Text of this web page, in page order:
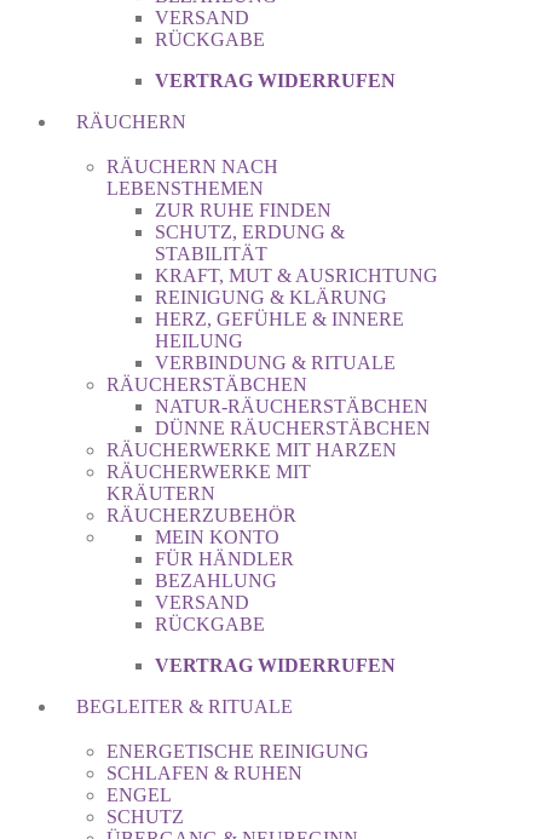
VERSAND
RÜCKGABE
VERTRAG WIDERRUFEN
RÄUCHERN
RÄUCHERN NACH
LEBENSTHEMEN
ZUR RUHE FINDEN
SCHUTZ, ERDUNG &
STABILITÄT
KRAFT, MUT & AUSRICHTUNG
REINIGUNG & KLÄRUNG
HERZ, GEFÜHLE & INNERE
HEILUNG
VERBINDUNG & RITUALE
RÄUCHERSTÄBCHEN
NATUR-RÄUCHERSTÄBCHEN
DÜNNE RÄUCHERSTÄBCHEN
RÄUCHERWERKE MIT HARZEN
RÄUCHERWERKE MIT
KRÄUTERN
RÄUCHERZUBEHÖR
MEIN KONTO
FÜR HÄNDLER
BEZAHLUNG
VERSAND
RÜCKGABE
VERTRAG WIDERRUFEN
BEGLEITER & RITUALE
ENERGETISCHE REINIGUNG
SCHLAFEN & RUHEN
ENGEL
SCHUTZ